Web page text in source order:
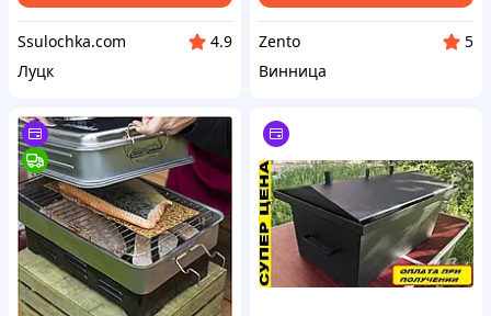
Ssulochka.com
4.9
Луцк
Zento
5
Винница